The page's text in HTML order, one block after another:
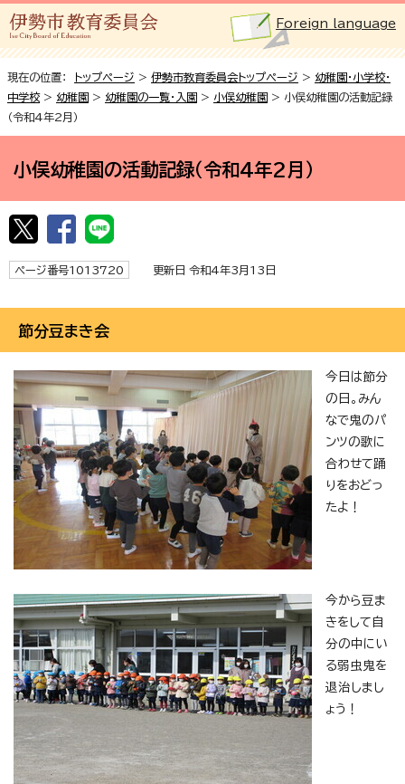
Foreign language
現在の位置： トップページ > 伊勢市教育委員会トップページ > 幼稚園・小学校・
中学校> 幼稚園 > 幼稚園の一覧・入園 > 小俣幼稚園 > 小俣幼稚園の活動記録
（令和4年2月）
小俣幼稚園の活動記録（令和4年2月）
ページ番号1013720 更新日 令和4年3月13日
節分豆まき会
今日は節分
の日。みん
なで鬼のパ
ンツの歌に
合わせて踊
りをおどっ
たよ！
今から豆ま
きをして自
分の中にい
る弱虫鬼を
退治しまし
ょう！